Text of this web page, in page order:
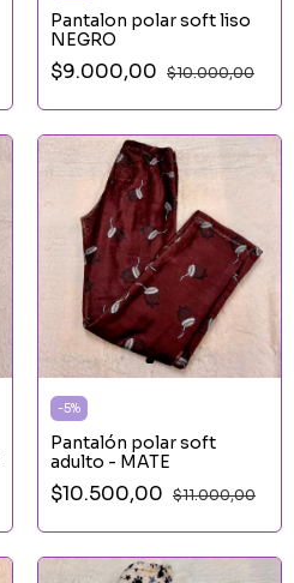
Pantalon polar soft liso
NEGRO
$9.000,00 $10.000,00
-5%
Pantalón polar soft
adulto - MATE
$10.500,00 $11.000,00